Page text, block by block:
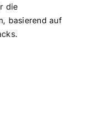
die
basierend auf